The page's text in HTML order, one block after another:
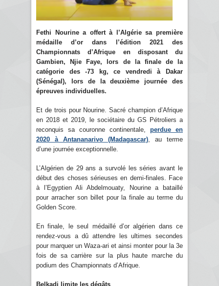
Fethi Nourine a offert à l’Algérie sa première
médaille d’or dans l’édition 2021 des
Championnats d’Afrique en disposant du
Gambien, Njie Faye, lors de la finale de la
catégorie des -73 kg, ce vendredi à Dakar
(Sénégal), lors de la deuxième journée des
épreuves individuelles.
Et de trois pour Nourine. Sacré champion d’Afrique
en 2018 et 2019, le sociétaire du GS Pétroliers a
reconquis sa couronne continentale, perdue en
2020 à Antananarivo (Madagascar) , au terme
d’une journée exceptionnelle.
L’Algérien de 29 ans a survolé les séries avant le
début des choses sérieuses en demi-finales. Face
à l’Egyptien Ali Abdelmouaty, Nourine a bataillé
pour arracher son billet pour la finale au terme du
Golden Score.
En finale, le seul médaillé d’or algérien dans ce
rendez-vous a dû attendre les ultimes secondes
pour marquer un Waza-ari et ainsi monter pour la 3e
fois de sa carrière sur la plus haute marche du
podium des Championnats d’Afrique.
Belkadi limite les dégâts